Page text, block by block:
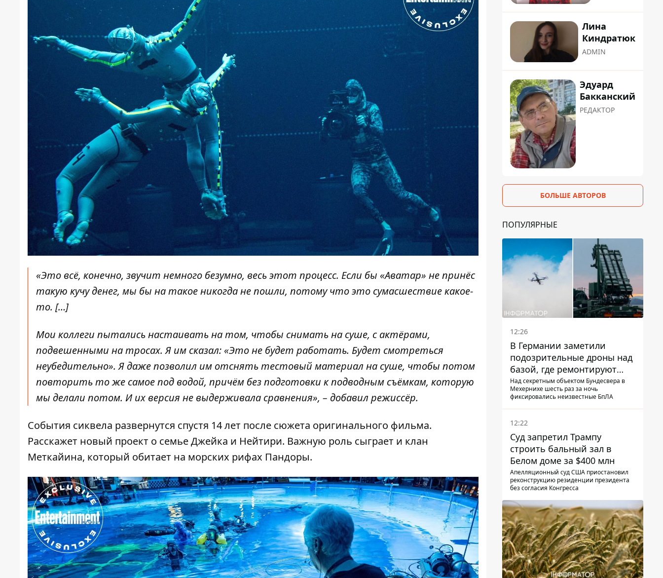
«Это всё, конечно, звучит немного безумно, весь этот процесс. Если бы «Аватар» не принёс
такую кучу денег, мы бы на такое никогда не пошли, потому что это сумасшествие какое-
то. […]
Мои коллеги пытались настаивать на том, чтобы снимать на суше, с актёрами,
подвешенными на тросах. Я им сказал: «Это не будет работать. Будет смотреться
неубедительно». Я даже позволил им отснять тестовый материал на суше, чтобы потом
повторить то же самое под водой, причём без подготовки к подводным съёмкам, которую
мы делали потом. И их версия не выдерживала сравнения», – добавил режиссёр.
События сиквела развернутся спустя 14 лет после сюжета оригинального фильма.
Расскажет новый проект о семье Джейка и Нейтири. Важную роль сыграет и клан
Меткайина, который обитает на морских рифах Пандоры.
Лина
Киндратюк
ADMIN
Эдуард
Бакканский
РЕДАКТОР
БОЛЬШЕ АВТОРОВ
ПОПУЛЯРНЫЕ
12:26
В Германии заметили
подозрительные дроны над
базой, где ремонтируют
Patriot - СМИ
Над секретным объектом Бундесвера в
Мехернихе шесть раз за ночь
фиксировались неизвестные БпЛА
12:22
Суд запретил Трампу
строить бальный зал в
Белом доме за $400 млн
Апелляционный суд США приостановил
реконструкцию резиденции президента
без согласия Конгресса